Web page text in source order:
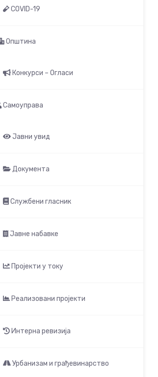
COVID-19
Општина
Конкурси – Огласи
Самоуправа
Јавни увид
Документа
Службени гласник
Јавне набавке
Пројекти у току
Реализовани пројекти
Интерна ревизија
Урбанизам и грађевинарство